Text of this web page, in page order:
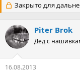
т
о
р
т
е
м
ы
т
а
а
ч
л
Закрыто для
Piter Brok
Дед с
16.08.2013